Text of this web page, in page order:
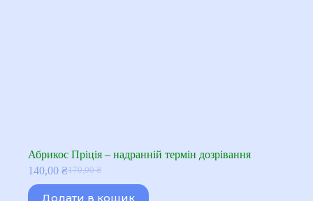
Абрикос Пріція – надранній термін дозрівання
170,00₴
Оригінальна
ціна:
140,00 ₴Поточна
ціна:
Додати в кошик